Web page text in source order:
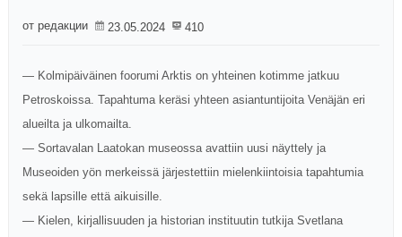
от редакции 23.05.2024 410
— Kolmipäiväinen foorumi Arktis on yhteinen kotimme jatkuu
Petroskoissa. Tapahtuma keräsi yhteen asiantuntijoita Venäjän eri
alueilta ja ulkomailta.
— Sortavalan Laatokan museossa avattiin uusi näyttely ja
Museoiden yön merkeissä järjestettiin mielenkiintoisia tapahtumia
sekä lapsille että aikuisille.
— Kielen, kirjallisuuden ja historian instituutin tutkija Svetlana